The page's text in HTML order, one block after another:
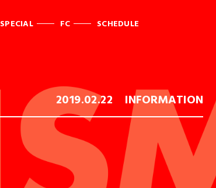
SPECIAL FC SCHEDULE
2019.02.22 INFORMATION